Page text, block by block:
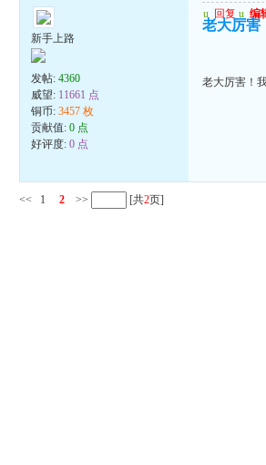
新手上路
发帖:4360
威望: 11661 点
铜币:3457 枚
贡献值:0 点
好评度:0 点
u 回复 u 编
老大厉害
老大厉害！
<< 1 2 >> [共2页]